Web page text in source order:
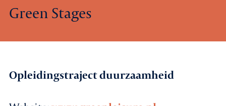
Belangenbehartiging
Werkgeverszaken
Promotie
Green Stages
Opleidingstraject duurzaamheid